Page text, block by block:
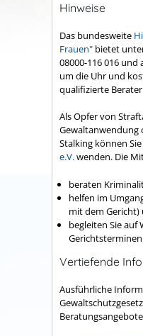
Hinweise
Das bundesweite
Frauen" bietet
08000-116 016
um die Uhr und
qualifizierte
Als Opfer von
Gewaltanwendung
Stalking können
e.V.wenden. Die
beraten
helfen im
mit dem Gericht)
begleiten Sie auf
Vertiefende
Ausführliche
Beratungsangebote